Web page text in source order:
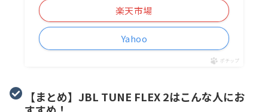
楽天市場
Yahoo
ポチップ
【まとめ】JBL TUNE FLEX 2はこんな人にお